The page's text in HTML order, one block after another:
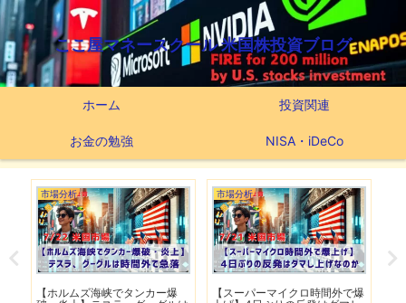
ここ屋マネースクール 米国株投資ブログ
ホーム 投資関連
お金の勉強 NISA・iDeCo
市場分析
【ホルムズ海峡でタンカー爆
市場分析
【スーパーマイクロ時間外で爆